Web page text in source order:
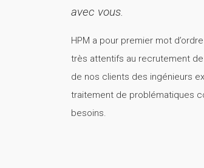
avec vous.
HPM a pour premier mot
très attentifs au recrutement
de nos clients des ingénieurs
traitement de problématiques
besoins.